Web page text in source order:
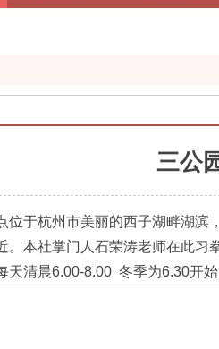
岁组）
三公
位于杭州市美丽的西子湖畔湖
。本社掌门人石荣涛老师在此习
天清晨6.00-8.00 冬季为6.30开